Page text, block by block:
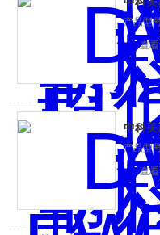
产品型
查
中科
产品型
查